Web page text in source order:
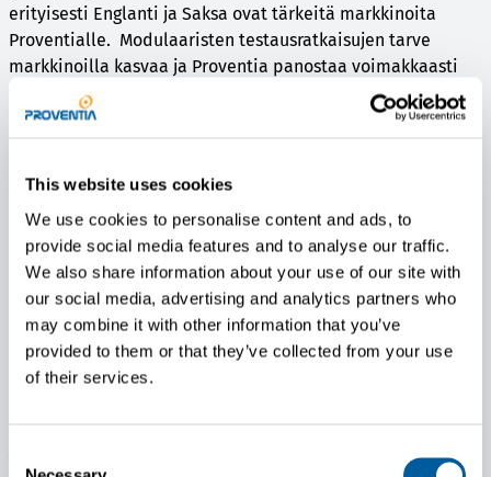
This website uses cookies
We use cookies to personalise content and ads, to
provide social media features and to analyse our traffic.
We also share information about your use of our site with
our social media, advertising and analytics partners who
may combine it with other information that you’ve
provided to them or that they’ve collected from your use
of their services.
erityisesti Englanti ja Saksa ovat tärkeitä markkinoita
Proventialle. Modulaaristen testausratkaisujen tarve
markkinoilla kasvaa ja Proventia panostaa voimakkaasti
tämän liiketoiminnan kehittämiseen.
syyskuu 2018 ja 2017 sekä tilikausi 2017
01-
09/2018
01-09/
2017
01-12/
2017
Liikevai
hto
25,3 milj.
EUR
13,0 milj.
EUR
19,6 milj.
EUR
Liikevoi
4,1 milj.
Yhteystiedot: Jari Lotvonen, toimitusjohtaja, Proventia